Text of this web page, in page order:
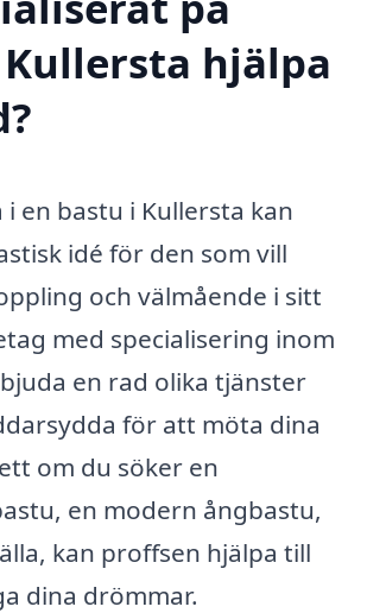
hjälpa
en bastu i Kullersta kan
idé för den som vill
och välmående i sitt
med specialisering inom
en rad olika tjänster
för att möta dina
om du söker en
en modern ångbastu,
kan proffsen hjälpa till
dina drömmar.